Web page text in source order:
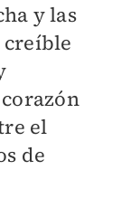
y las
creíble
el
de